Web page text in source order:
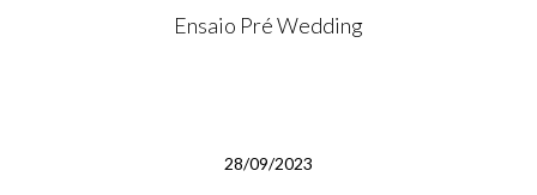
Ensaio Pré Wedding
28/09/2023